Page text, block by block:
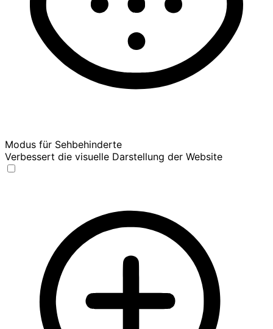
Modus für Sehbehinderte
Verbessert die visuelle Darstellung der Website